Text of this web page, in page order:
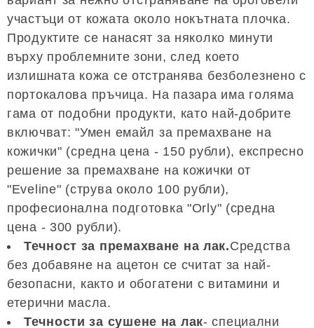
участъци от кожата около нокътната плочка.
Продуктите се нанасят за няколко минути
върху проблемните зони, след което
излишната кожа се отстранява безболезнено с
портокалова пръчица. На пазара има голяма
гама от подобни продукти, като най-добрите
включват: "Умен емайл за премахване на
кожички" (средна цена - 150 рубли), експресно
решение за премахване на кожички от
"Eveline" (струва около 100 рубли),
професионална подготовка "Orly" (средна
цена - 300 рубли).
Течност за премахване на лак.Средства
без добавяне на ацетон се считат за най-
безопасни, както и обогатени с витамини и
етерични масла.
Течности за сушене на лак- специални